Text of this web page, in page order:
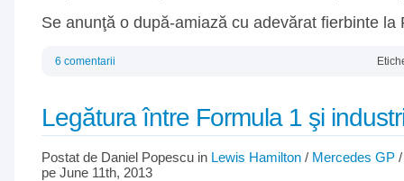
Se anunţă o după-amiază cu adevărat fierbinte la
6 comentarii
Legătura între Formula 1 şi
Postat de Daniel Popescu in Lewis Hamilton / Mercedes GP
pe June 11th, 2013